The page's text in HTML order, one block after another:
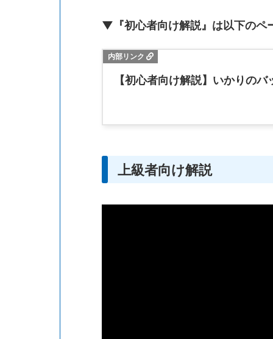
▼『初心者向け解説』は以下のペ
【初心者向け解説】いかりのバ
上級者向け解説